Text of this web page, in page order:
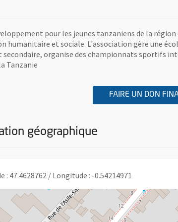
pour les jeunes tanzaniens de la
humanitaire et sociale. L'association gère une
organise des championnats sportifs
Tanzanie
FAIRE UN DON
géographique
: 47.4628762 / Longitude : -0.54214971